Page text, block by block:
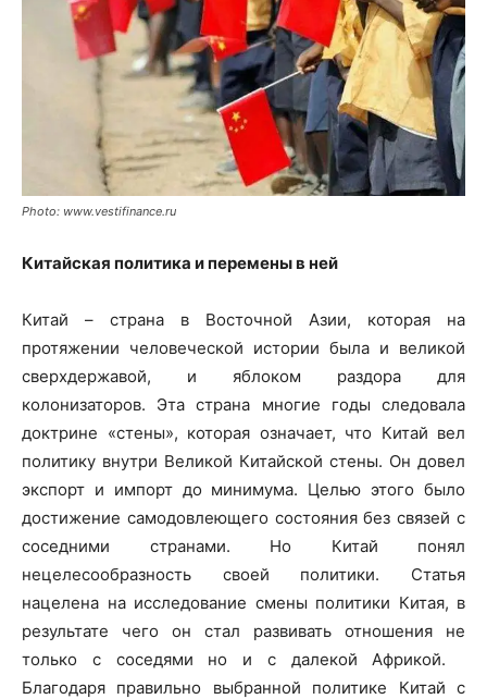
Photo: www.vestifinance.ru
Китайская политика и перемены в ней
Китай – страна в Восточной Азии, которая на
протяжении человеческой истории была и великой
сверхдержавой, и яблоком раздора для
колонизаторов. Эта страна многие годы следовала
доктрине «стены», которая означает, что Китай вел
политику внутри Великой Китайской стены. Он довел
экспорт и импорт до минимума. Целью этого было
достижение самодовлеющего состояния без связей с
соседними странами. Но Китай понял
нецелесообразность своей политики. Статья
нацелена на исследование смены политики Китая, в
результате чего он стал развивать отношения не
только с соседями но и с далекой Африкой.
Благодаря правильно выбранной политике Китай с